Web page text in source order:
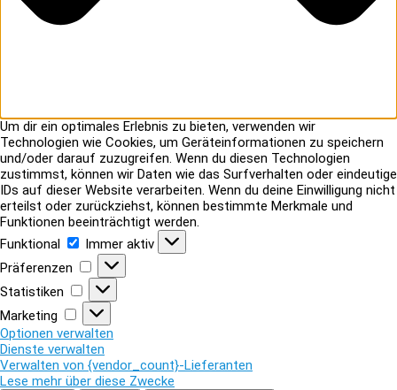
Um dir ein optimales Erlebnis zu bieten, verwenden wir
Technologien wie Cookies, um Geräteinformationen zu speichern
und/oder darauf zuzugreifen. Wenn du diesen Technologien
zustimmst, können wir Daten wie das Surfverhalten oder eindeutige
IDs auf dieser Website verarbeiten. Wenn du deine Einwilligung nicht
erteilst oder zurückziehst, können bestimmte Merkmale und
Funktionen beeinträchtigt werden.
Funktional
Funktional
Immer aktiv
Präferenzen
Präferenzen
Statistiken
Statistiken
Marketing
Marketing
Optionen verwalten
Dienste verwalten
Verwalten von {vendor_count}-Lieferanten
Lese mehr über diese Zwecke